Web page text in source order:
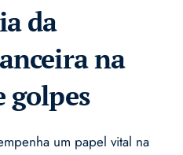
da
na
golpes
um papel vital na